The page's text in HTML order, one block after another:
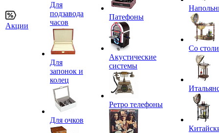
Акции
Для
подзавода
часов
Для
запонок и
колец
Для очков
Патефоны
Акустические
системы
Ретро телефоны
Со